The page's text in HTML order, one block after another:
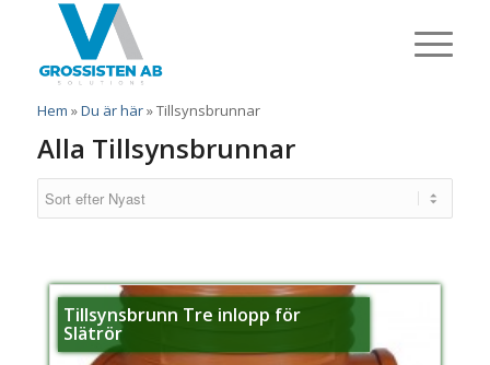
Hem »Du är här»Tillsynsbrunnar
Alla Tillsynsbrunnar
Tillsynsbrunn Tre inlopp för
Slätrör